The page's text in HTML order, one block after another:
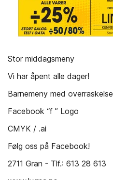
Stor middagsmeny
Vi har åpent alle dager!
Barnemeny med overraskelse
Facebook “f ” Logo
CMYK / .ai
Følg oss på Facebook!
2711 Gran - Tlf.: 613 28 613